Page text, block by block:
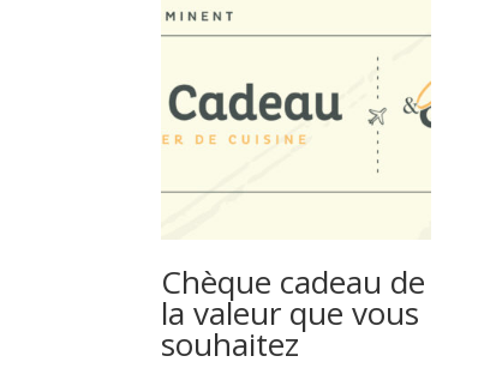
Chèque cadeau de
la valeur que vous
souhaitez